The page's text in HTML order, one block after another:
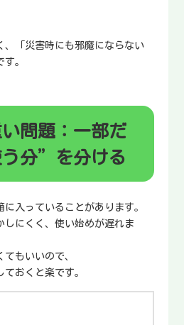
、「災害時にも邪魔にならない
。
問題：一部だ
分”を分ける
入っていることがあります。
しにくく、使い始めが遅れま
もいいので、
ておくと楽です。